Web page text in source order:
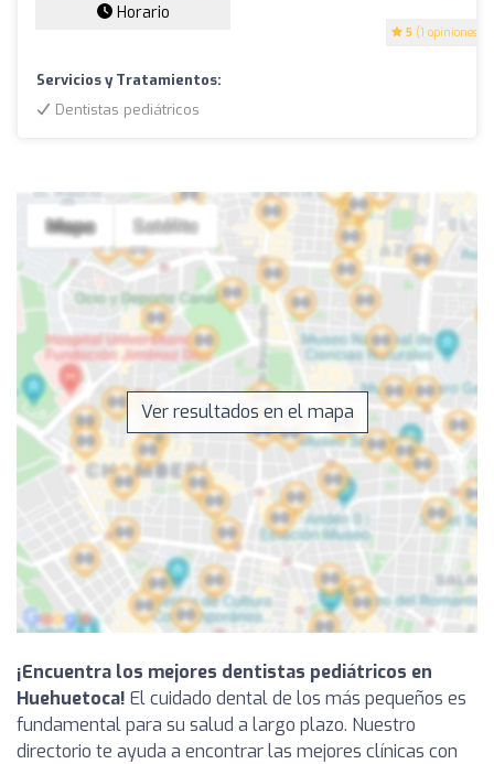
5 (1 opiniones)
Horario
Servicios y Tratamientos:
Dentistas pediátricos
Ver resultados en el mapa
¡Encuentra los mejores dentistas pediátricos en
Huehuetoca! El cuidado dental de los más pequeños es
fundamental para su salud a largo plazo. Nuestro
directorio te ayuda a encontrar las mejores clínicas con